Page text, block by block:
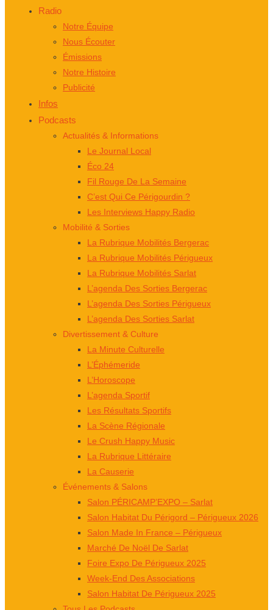
Radio
Notre Équipe
Nous Écouter
Émissions
Notre Histoire
Publicité
Infos
Podcasts
Actualités & Informations
Le Journal Local
Éco 24
Fil Rouge De La Semaine
C’est Qui Ce Périgourdin ?
Les Interviews Happy Radio
Mobilité & Sorties
La Rubrique Mobilités Bergerac
La Rubrique Mobilités Périgueux
La Rubrique Mobilités Sarlat
L’agenda Des Sorties Bergerac
L’agenda Des Sorties Périgueux
L’agenda Des Sorties Sarlat
Divertissement & Culture
La Minute Culturelle
L’Éphémeride
L’Horoscope
L’agenda Sportif
Les Résultats Sportifs
La Scène Régionale
Le Crush Happy Music
La Rubrique Littéraire
La Causerie
Événements & Salons
Salon PÉRICAMP’EXPO – Sarlat
Salon Habitat Du Périgord – Périgueux 2026
Salon Made In France – Périgueux
Marché De Noël De Sarlat
Foire Expo De Périgueux 2025
Week-End Des Associations
Salon Habitat De Périgueux 2025